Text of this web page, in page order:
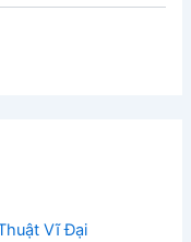
Vĩ Đại